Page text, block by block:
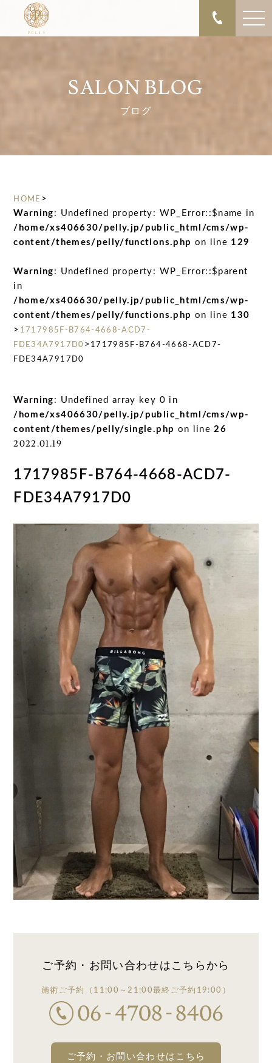
SALON BLOG
ブログ
HOME >
Warning : Undefined property: WP_Error::$name in
/home/xs406630/pelly.jp/public_html/cms/wp-
content/themes/pelly/functions.php on line 129
Warning : Undefined property: WP_Error::$parent
in
/home/xs406630/pelly.jp/public_html/cms/wp-
content/themes/pelly/functions.php on line 130
> 1717985F-B764-4668-ACD7-
FDE34A7917D0 > 1717985F-B764-4668-ACD7-
FDE34A7917D0
Warning : Undefined array key 0 in
/home/xs406630/pelly.jp/public_html/cms/wp-
content/themes/pelly/single.php on line26
2022.01.19
1717985F-B764-4668-ACD7-
FDE34A7917D0
ご予約・お問い合わせはこちらから
施術ご予約 （11:00～21:00最終ご予約19:00）
ご予約・お問い合わせはこちら